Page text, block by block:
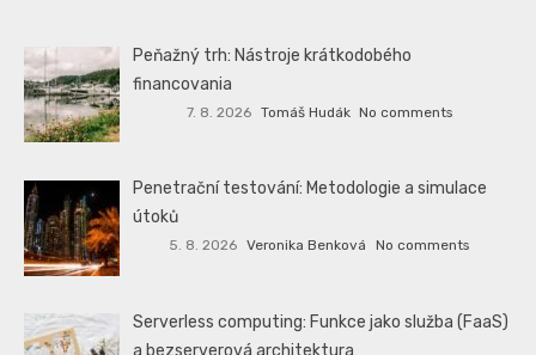
Peňažný trh: Nástroje krátkodobého
financovania
7. 8. 2026 Tomáš Hudák No comments
Penetrační testování: Metodologie a simulace
útoků
5. 8. 2026 Veronika Benková No comments
Serverless computing: Funkce jako služba (FaaS)
a bezserverová architektura